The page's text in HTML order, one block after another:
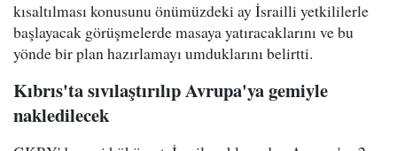
kısaltılması konusunu önümüzdeki ay İsrailli yetkililerle
başlayacak görüşmelerde masaya yatıracaklarını ve bu
yönde bir plan hazırlamayı umduklarını belirtti.
Kıbrıs'ta sıvılaştırılıp Avrupa'ya gemiyle
nakledilecek